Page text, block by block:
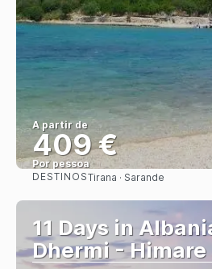
A partir de
409 €
Por pessoa
Saiba mais
DESTINOSTirana · Sarande
11 Days in
Dhermi -